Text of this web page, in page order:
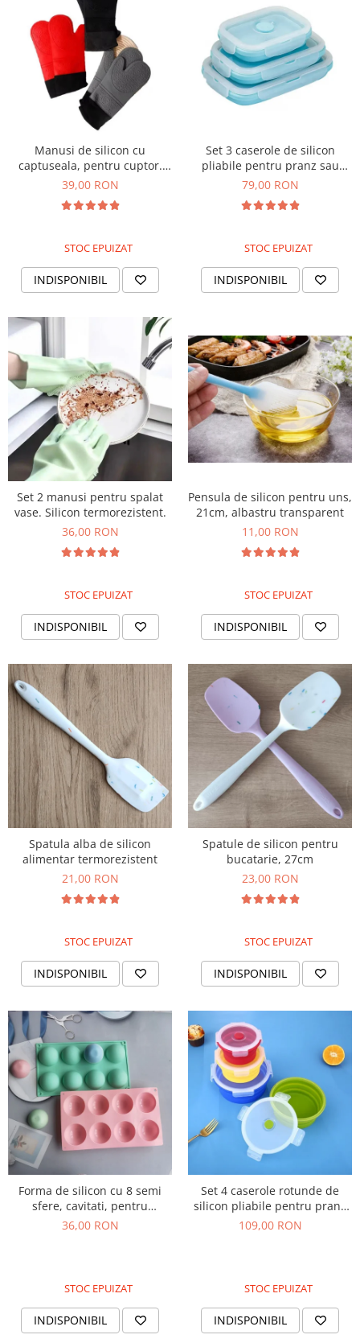
Manusi de silicon cu
captuseala, pentru cuptor.
Rezistente la caldura
39,00 RON
STOC EPUIZAT
INDISPONIBIL
Set 3 caserole de silicon
pliabile pentru pranz sau
merinde
79,00 RON
STOC EPUIZAT
INDISPONIBIL
Set 2 manusi pentru spalat
vase. Silicon termorezistent.
36,00 RON
STOC EPUIZAT
INDISPONIBIL
Pensula de silicon pentru uns,
21cm, albastru transparent
11,00 RON
STOC EPUIZAT
INDISPONIBIL
Spatula alba de silicon
alimentar termorezistent
21,00 RON
STOC EPUIZAT
INDISPONIBIL
Spatule de silicon pentru
bucatarie, 27cm
23,00 RON
STOC EPUIZAT
INDISPONIBIL
Forma de silicon cu 8 semi
sfere, cavitati, pentru
prajituri, ciocolata
36,00 RON
STOC EPUIZAT
INDISPONIBIL
Set 4 caserole rotunde de
silicon pliabile pentru pranz
sau merinde
109,00 RON
STOC EPUIZAT
INDISPONIBIL